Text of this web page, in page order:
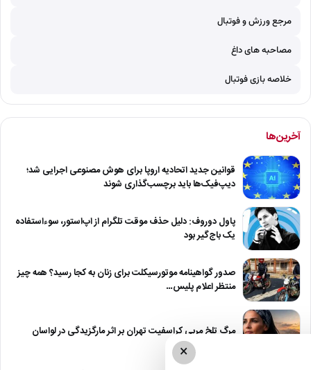
مرجع ورزش و فوتبال
مصاحبه های داغ
خلاصه بازی فوتبال
آخرین‌ها
قوانین جدید اتحادیه اروپا برای هوش مصنوعی اجرایی شد؛
دیپ‌فیک‌ها باید برچسب‌گذاری شوند
پاول دوروف: دلیل حذف موقت تلگرام از اپ‌استور، سوءاستفاده
یک باج‌گیر بود
صدور گواهینامه موتورسیکلت برای زنان به کجا رسید؟ همه چیز
منتظر اعلام پلیس…
مرگ تلخ مربی کراسفیت تهران بر اثر مارگزیدگی در لواسان
×